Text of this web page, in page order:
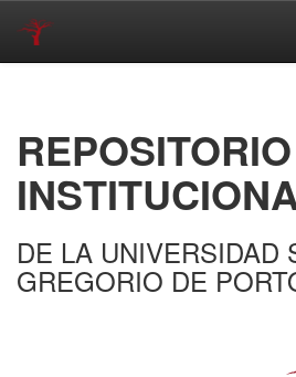
REPOSITORIO
DE LA UNIVERSIDAD
GREGORIO DE